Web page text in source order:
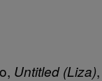
Untitled (Liza)